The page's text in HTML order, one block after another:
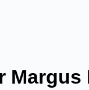
Margus